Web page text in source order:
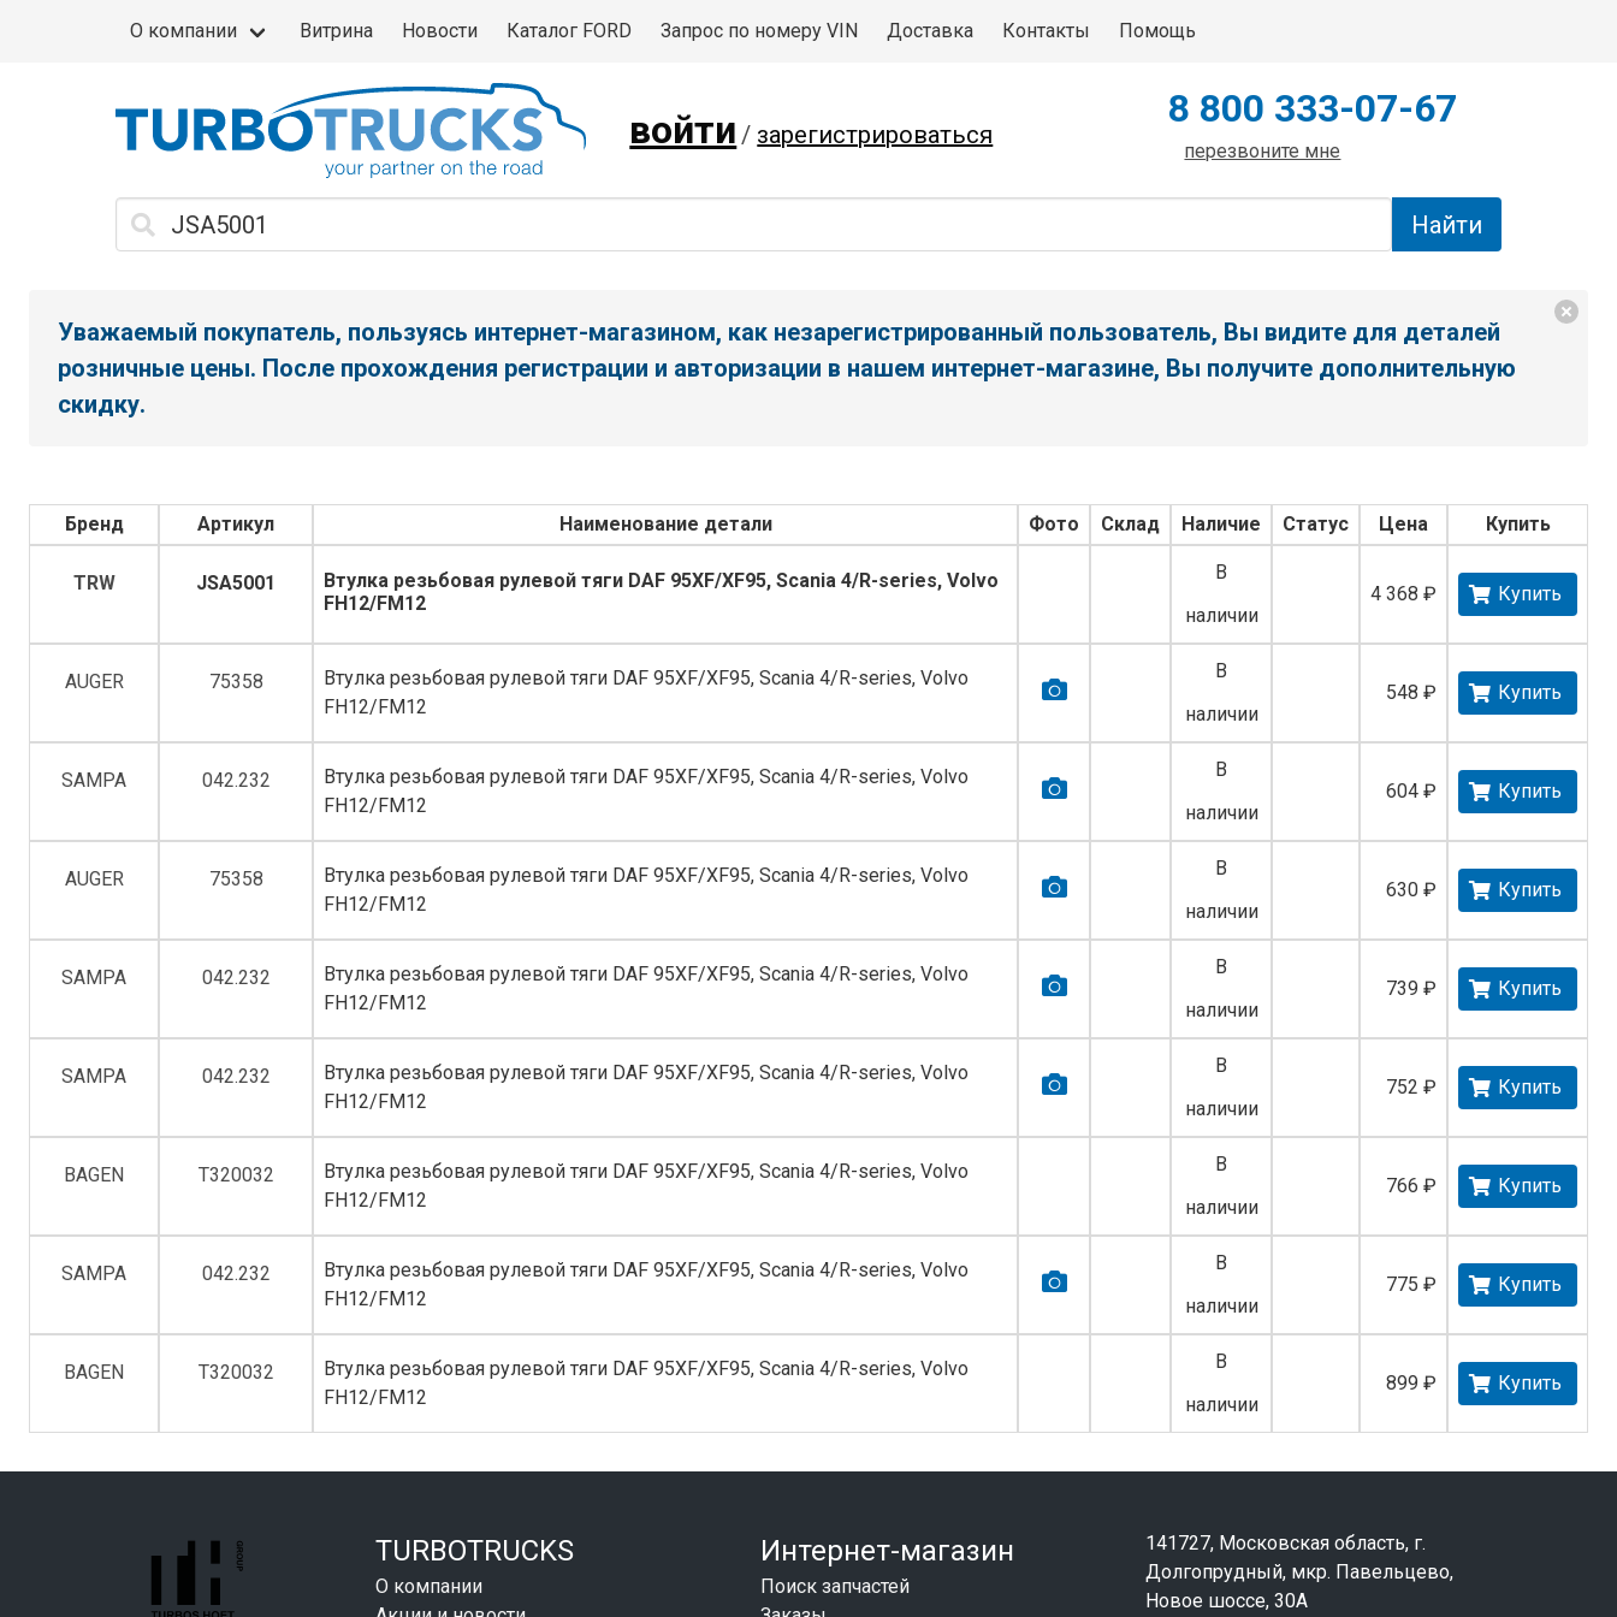
О компании Витрина Новости Каталог FORD Запрос по номеру VIN Доставка Контакты Помощь
войти / зарегистрироваться
8 800 333-07-67
перезвоните мне
Уважаемый покупатель, пользуясь интернет-магазином, как незарегистрированный пользователь, Вы видите для деталей
розничные цены. После прохождения регистрации и авторизации в нашем интернет-магазине, Вы получите дополнительную
скидку.
Бренд Артикул Наименование детали Фото Склад Наличие Статус Цена Купить
TRW JSA5001
Втулка резьбовая рулевой тяги DAF 95XF/XF95, Scania 4/R-series, Volvo
FH12/FM12
В
наличии
4 368 ₽ Купить
AUGER 75358
Втулка резьбовая рулевой тяги DAF 95XF/XF95, Scania 4/R-series, Volvo
FH12/FM12
В
наличии
548 ₽ Купить
SAMPA 042.232
Втулка резьбовая рулевой тяги DAF 95XF/XF95, Scania 4/R-series, Volvo
FH12/FM12
В
наличии
604 ₽ Купить
AUGER 75358
Втулка резьбовая рулевой тяги DAF 95XF/XF95, Scania 4/R-series, Volvo
FH12/FM12
В
наличии
630 ₽ Купить
SAMPA 042.232
Втулка резьбовая рулевой тяги DAF 95XF/XF95, Scania 4/R-series, Volvo
FH12/FM12
В
наличии
739 ₽ Купить
SAMPA 042.232
Втулка резьбовая рулевой тяги DAF 95XF/XF95, Scania 4/R-series, Volvo
FH12/FM12
В
наличии
752 ₽ Купить
BAGEN T320032
Втулка резьбовая рулевой тяги DAF 95XF/XF95, Scania 4/R-series, Volvo
FH12/FM12
В
наличии
766 ₽ Купить
SAMPA 042.232
Втулка резьбовая рулевой тяги DAF 95XF/XF95, Scania 4/R-series, Volvo
FH12/FM12
В
наличии
775 ₽ Купить
BAGEN T320032
Втулка резьбовая рулевой тяги DAF 95XF/XF95, Scania 4/R-series, Volvo
FH12/FM12
В
наличии
899 ₽ Купить
TURBOTRUCKS
О компании
Интернет-магазин
Поиск запчастей
141727, Московская область, г.
Долгопрудный, мкр. Павельцево,
Новое шоссе, 30А